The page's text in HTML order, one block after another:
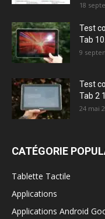
18
Test
Tab
9
Test
Tab 2
24 mai
CATÉGORIE
Tablette Tactile
Applications
Applications Android